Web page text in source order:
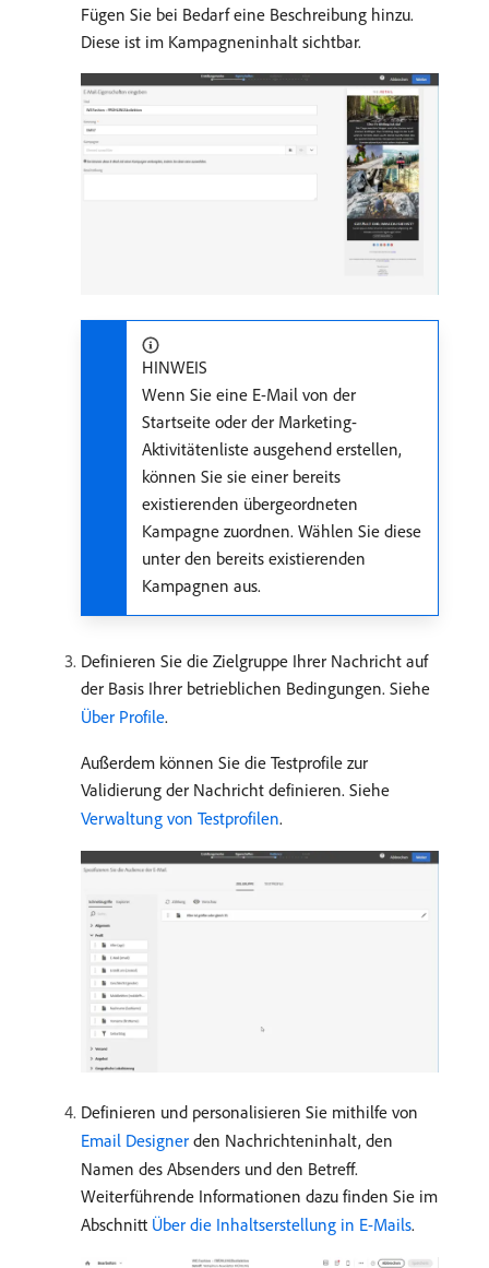
Fügen Sie bei Bedarf eine Beschreibung hinzu.
Diese ist im Kampagneninhalt sichtbar.
HINWEIS
Wenn Sie eine E-Mail von der
Startseite oder der Marketing-
Aktivitätenliste ausgehend erstellen,
können Sie sie einer bereits
existierenden übergeordneten
Kampagne zuordnen. Wählen Sie diese
unter den bereits existierenden
Kampagnen aus.
Definieren Sie die Zielgruppe Ihrer Nachricht auf
der Basis Ihrer betrieblichen Bedingungen. Siehe
Über Profile.
Außerdem können Sie die Testprofile zur
Validierung der Nachricht definieren. Siehe
Verwaltung von Testprofilen.
Definieren und personalisieren Sie mithilfe von
Email Designer den Nachrichteninhalt, den
Namen des Absenders und den Betreff.
Weiterführende Informationen dazu finden Sie im
Abschnitt Über die Inhaltserstellung in E-Mails.